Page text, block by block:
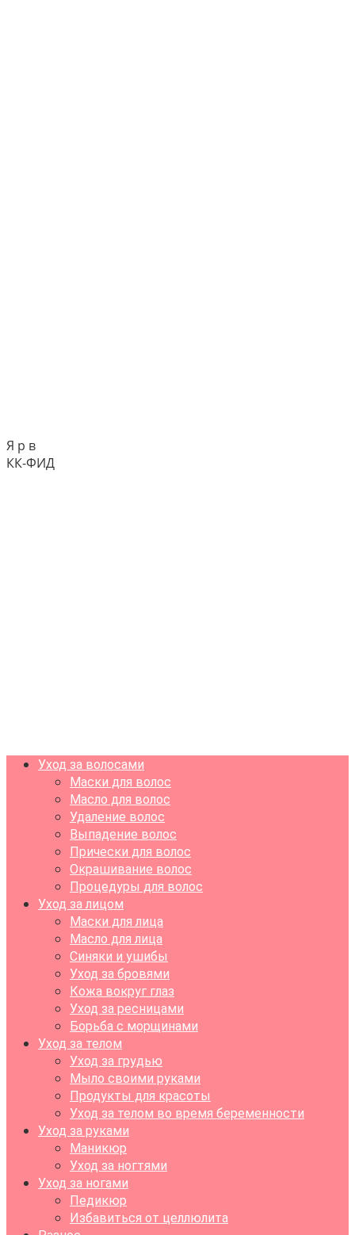
Я р в
КК-ФИД
Уход за волосами
Маски для волос
Масло для волос
Удаление волос
Выпадение волос
Прически для волос
Окрашивание волос
Процедуры для волос
Уход за лицом
Маски для лица
Масло для лица
Синяки и ушибы
Уход за бровями
Кожа вокруг глаз
Уход за ресницами
Борьба с морщинами
Уход за телом
Уход за грудью
Мыло своими руками
Продукты для красоты
Уход за телом во время беременности
Уход за руками
Маникюр
Уход за ногтями
Уход за ногами
Педикюр
Избавиться от целлюлита